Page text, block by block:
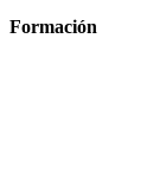
Formación